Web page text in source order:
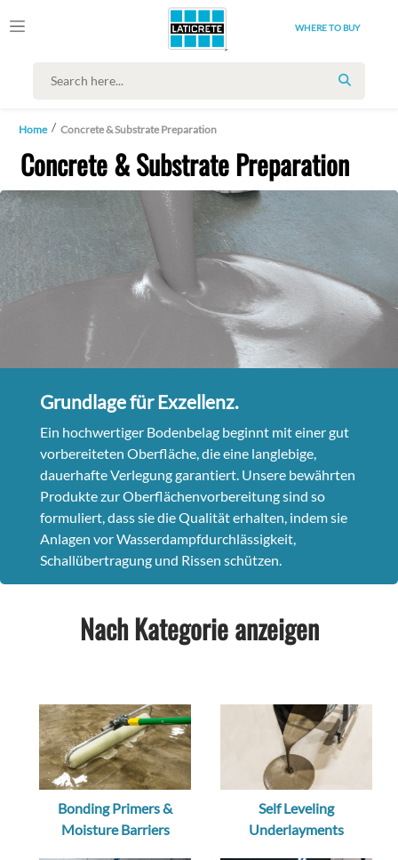
WHERE TO BUY
SEARCH
Home Concrete & Substrate Preparation
Concrete & Substrate Preparation
Grundlage für Exzellenz.
Ein hochwertiger Bodenbelag beginnt mit einer gut
vorbereiteten Oberfläche, die eine langlebige,
dauerhafte Verlegung garantiert. Unsere bewährten
Produkte zur Oberflächenvorbereitung sind so
formuliert, dass sie die Qualität erhalten, indem sie
Anlagen vor Wasserdampfdurchlässigkeit,
Schallübertragung und Rissen schützen.
Nach Kategorie anzeigen
Bonding Primers &
Moisture Barriers
Self Leveling
Underlayments